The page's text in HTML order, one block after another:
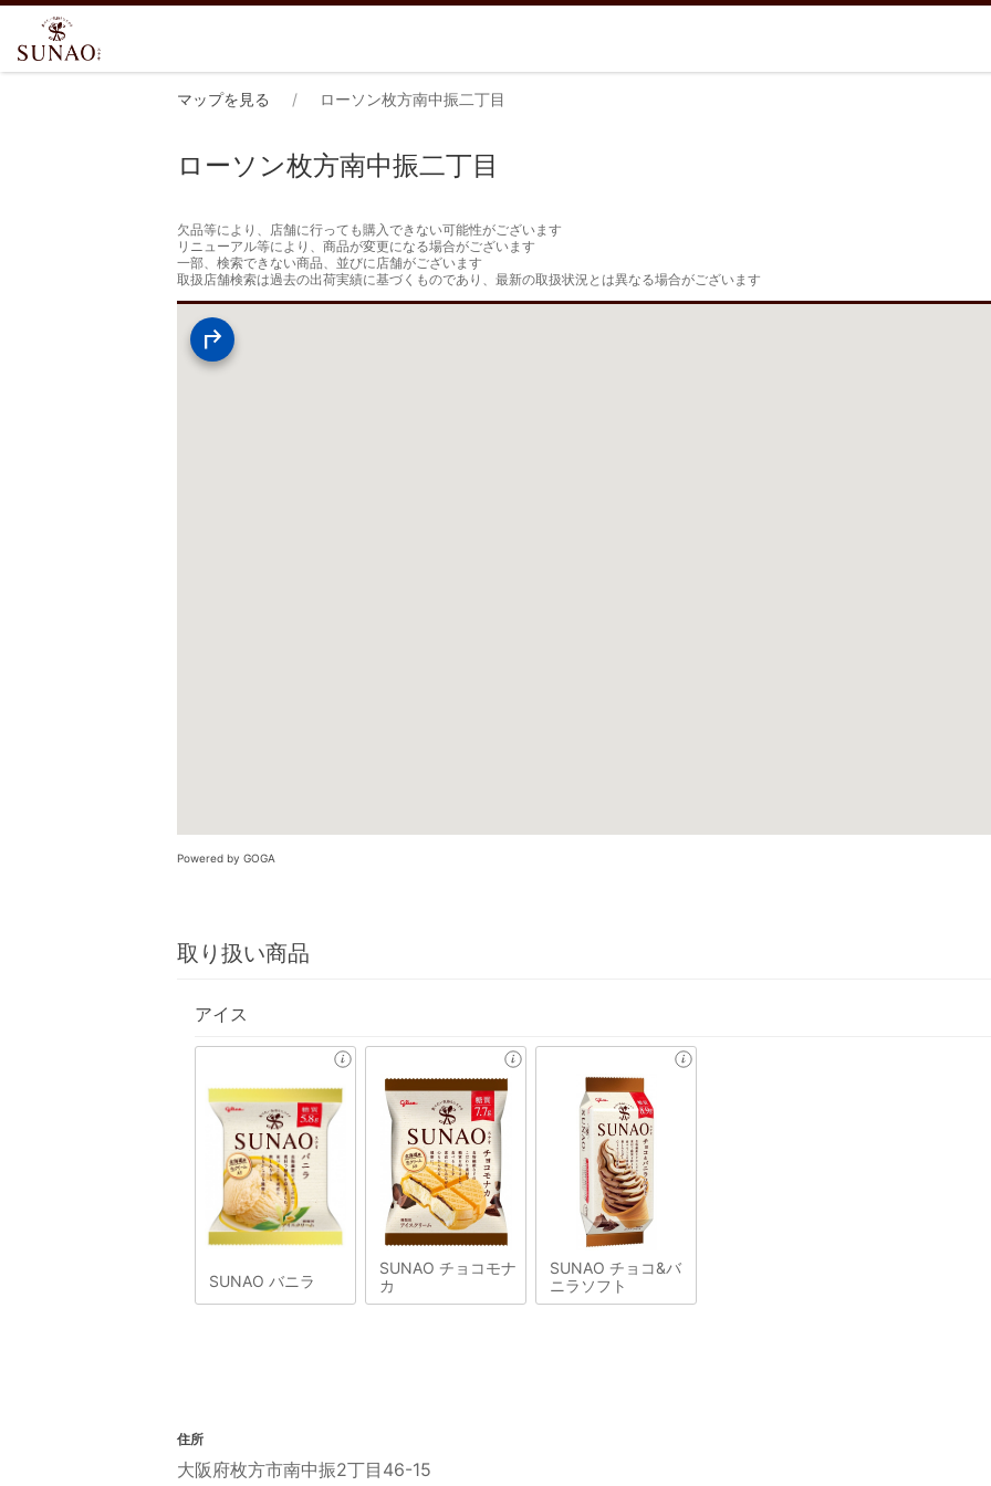
マップを見る ローソン枚方南中振二丁目
ローソン枚方南中振二丁目
欠品等により、店舗に行っても購入できない可能性がございます
リニューアル等により、商品が変更になる場合がございます
一部、検索できない商品、並びに店舗がございます
取扱店舗検索は過去の出荷実績に基づくものであり、最新の取扱状況とは異なる場合がございます
Powered by GOGA
取り扱い商品
アイス
SUNAO バニラ
SUNAO チョコモナ
カ
SUNAO チョコ&バ
ニラソフト
住所
大阪府枚方市南中振2丁目46-15